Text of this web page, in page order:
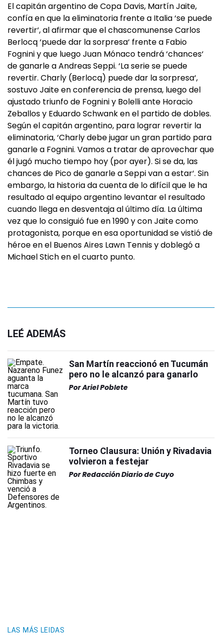
El capitán argentino de Copa Davis, Martín Jaite,
confía en que la eliminatoria frente a Italia ‘se puede
revertir‘, al afirmar que el chascomunense Carlos
Berlocq ‘puede dar la sorpresa‘ frente a Fabio
Fognini y que luego Juan Mónaco tendrá ‘chances‘
de ganarle a Andreas Seppi. ‘La serie se puede
revertir. Charly (Berlocq) puede dar la sorpresa‘,
sostuvo Jaite en conferencia de prensa, luego del
ajustado triunfo de Fognini y Bolelli ante Horacio
Zeballos y Eduardo Schwank en el partido de dobles.
Según el capitán argentino, para lograr revertir la
eliminatoria, ‘Charly debe jugar un gran partido para
ganarle a Fognini. Vamos a tratar de aprovechar que
él jugó mucho tiempo hoy (por ayer). Si se da, las
chances de Pico de ganarle a Seppi van a estar‘. Sin
embargo, la historia da cuenta de lo difícil que le ha
resultado al equipo argentino levantar el resultado
cuando llega en desventaja al último día. La última
vez que lo consiguió fue en 1990 y con Jaite como
protagonista, porque en esa oportunidad se vistió de
héroe en el Buenos Aires Lawn Tennis y doblegó a
Michael Stich en el cuarto punto.
LEÉ ADEMÁS
San Martín reaccionó en Tucumán
pero no le alcanzó para ganarlo
PorAriel Poblete
Torneo Clausura: Unión y Rivadavia
volvieron a festejar
PorRedacción Diario de Cuyo
LAS MÁS LEIDAS